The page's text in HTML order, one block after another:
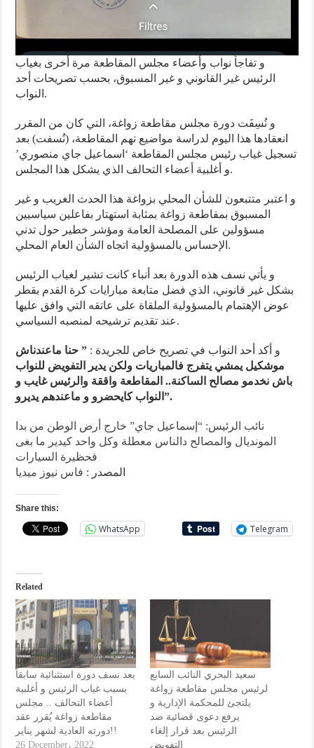
و تفاجأ نواب وأعضاء مجلس المقاطعة مرة أخرى بغياب
الرئيس غير القانوني و غير المسبوق، بحسب تصريحات أحد
النواب.
و نُسِفَت دورة مجلس مقاطعة زواغة، التي كان من المقرر
انعقادها هذا اليوم لدراسة مواضيع تهم المقاطعة، (نُسفت) بعد
تسجيل غياب رئيس مجلس المقاطعة ‘اسماعيل جاي منصوري’
و أغلبية أعضاء التحالف الذي يشكل هذا المجلس.
و اعتبر متتبعون للشأن المحلي بزواغة هذا الحدث الغريب و غير
المسبوق بمقاطعة زواغة بمثابة استهتار بفاعلين سياسيين
مسؤولين على المصلحة العامة ومؤشر خطير حول تدني
الإحساس بالمسؤولية اتجاه الشأن العام المحلي.
و يأتي نسف هذه الدورة بعد أنباء كانت تشير لغياب الرئيس
بشكل غير قانوني، الذي فضل متابعة مبارايات كرة القدم بقطر
عوض الإهتمام بالمسؤولية الملقاة على عاتقه التي وافق عليها
عند تقديم ترشيحه لمنصبه السياسي.
و أكد أحد النواب في تصريح خاص للجريدة : ” حنا ماعندناش
موشكيل يمشي يتفرج فالمباريات ولكن يدير التفويض للنواب
باش نخدمو مصالح الساكنة.. المقاطعة واققة والرئيس غايب و
النواب كايحضرو و ماعندهم يديرو”.
نائب الرئيس: “إسماعيل جاي” خارج أرض الوطن من بدا
المونديال والمصالح دالناس معطلة وكل واحد كيدير ما بغى
فحظيرة السيارات
المصدر : فاس نيوز ميديا
Share this:
WhatsApp Telegram
Related
بعد نسف دورة استثنائية سابقاً
بسبب غياب الرئيس و أغلبية
أعضاء التحالف .. مجلس
مقاطعة زواغة يُقرر عقد
دورته العادية لشهر يناير!!
26 December، 2022
سعيد البحري النائب السابع
لرئيس مجلس مقاطعة زواغة
يلتجئ للمحكمة الإدارية و
يرفع دعوى قضائية ضد
الرئيس بعد قرار إلغاء
التفويض